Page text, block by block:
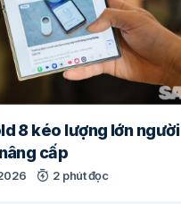
8 kéo lượng lớn người
cấp
2 phút đọc